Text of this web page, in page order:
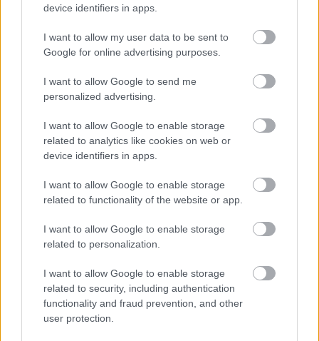
device identifiers in apps.
I want to allow my user data to be sent to
Google for online advertising purposes.
I want to allow Google to send me
personalized advertising.
I want to allow Google to enable storage
related to analytics like cookies on web or
device identifiers in apps.
I want to allow Google to enable storage
related to functionality of the website or app.
I want to allow Google to enable storage
related to personalization.
I want to allow Google to enable storage
related to security, including authentication
functionality and fraud prevention, and other
user protection.
Contact Narman Uomo:
www.ginere.ro/www.narman.eu
Adresa: Bulevardul Magheru 8-10, Bucuresti, sector
Vezi și
13 lucruri pe care bărbații le cred
despre femei, dar nu au curaj să le
spună
5 femei din zodiac frumoase la
exterior, dar goale pe interior